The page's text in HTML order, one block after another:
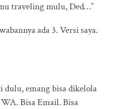
traveling mulu, Ded…”
ada 3. Versi saya.
dulu, emang bisa dikelola
Bisa Email. Bisa